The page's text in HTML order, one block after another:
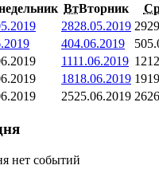
ВтВторник
2828.05.2019 29
404.06.2019 5
1111.06.2019 12
1818.06.2019 19
2525.06.2019 26
нет событий